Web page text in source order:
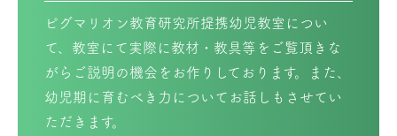
ピグマリオン教育研究所提携幼児教室につい
て、教室にて実際に教材・教具等をご覧頂きな
がらご説明の機会をお作りしております。また、
幼児期に育むべき力についてお話しもさせてい
ただきます。